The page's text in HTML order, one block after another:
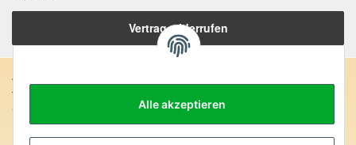
Alle akzeptieren
Vertrag widerrufen
Anschrift:
SteinZeitOase
Frau Karin Philippin
Uhlandstr. 7